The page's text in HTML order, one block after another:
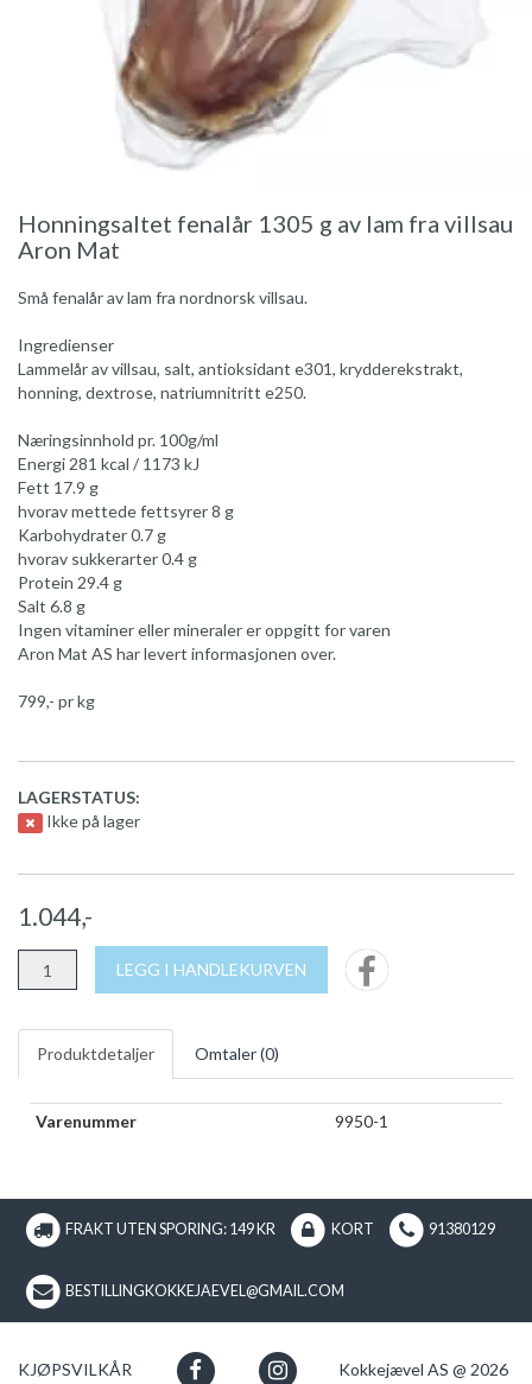
Honningsaltet fenalår 1305 g av lam fra villsau
Aron Mat
Små fenalår av lam fra nordnorsk villsau.
Ingredienser
Lammelår av villsau, salt, antioksidant e301, krydderekstrakt,
honning, dextrose, natriumnitritt e250.
Næringsinnhold pr. 100g/ml
Energi 281 kcal / 1173 kJ
Fett 17.9 g
hvorav mettede fettsyrer 8 g
Karbohydrater 0.7 g
hvorav sukkerarter 0.4 g
Protein 29.4 g
Salt 6.8 g
Ingen vitaminer eller mineraler er oppgitt for varen
Aron Mat AS har levert informasjonen over.
799,- pr kg
LAGERSTATUS:
Ikke på lager
1.044,-
LEGG I HANDLEKURVEN
Produktdetaljer Omtaler (0)
Varenummer 9950-1
FRAKT UTEN SPORING: 149 KR KORT 91380129
BESTILLINGKOKKEJAEVEL@GMAIL.COM
KJØPSVILKÅR Kokkejævel AS @ 2026